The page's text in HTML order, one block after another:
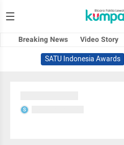
Breaking News Video Story
SATU Indonesia Awards
S